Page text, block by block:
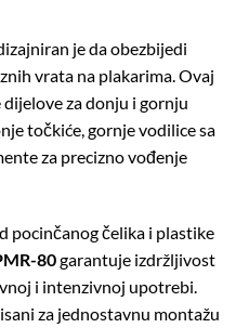
je da obezbijedi
vrata na plakarima. Ovaj
za donju i gornju
točkiće, gornje vodilice sa
za precizno vođenje
pocinčanog čelika i plastike
80garantuje izdržljivost
i intenzivnoj upotrebi.
za jednostavnu montažu